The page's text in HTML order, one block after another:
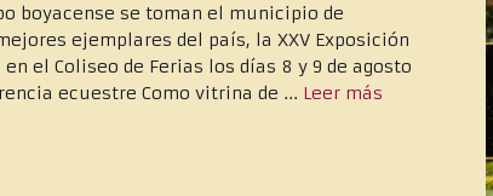
boyacense se toman el municipio de
ejemplares del país, la XXV Exposición
el Coliseo de Ferias los días 8 y 9 de agosto
ecuestre Como vitrina de ... Leer más